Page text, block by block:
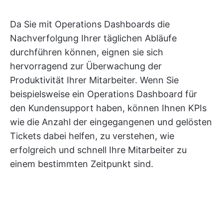
Da Sie mit Operations Dashboards die
Nachverfolgung Ihrer täglichen Abläufe
durchführen können, eignen sie sich
hervorragend zur Überwachung der
Produktivität Ihrer Mitarbeiter. Wenn Sie
beispielsweise ein Operations Dashboard für
den Kundensupport haben, können Ihnen KPIs
wie die Anzahl der eingegangenen und gelösten
Tickets dabei helfen, zu verstehen, wie
erfolgreich und schnell Ihre Mitarbeiter zu
einem bestimmten Zeitpunkt sind.